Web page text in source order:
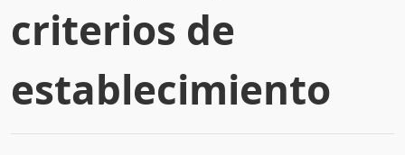
criterios de
establecimiento